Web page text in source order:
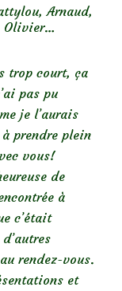
Arnaud,
Olivier…
trop court, ça
pas pu
je l’aurais
à prendre plein
vous!
de
à
c’était
rendez-vous.
et